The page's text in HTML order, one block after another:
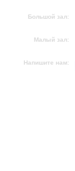
Большой зал:
Малый зал:
Напишите нам: